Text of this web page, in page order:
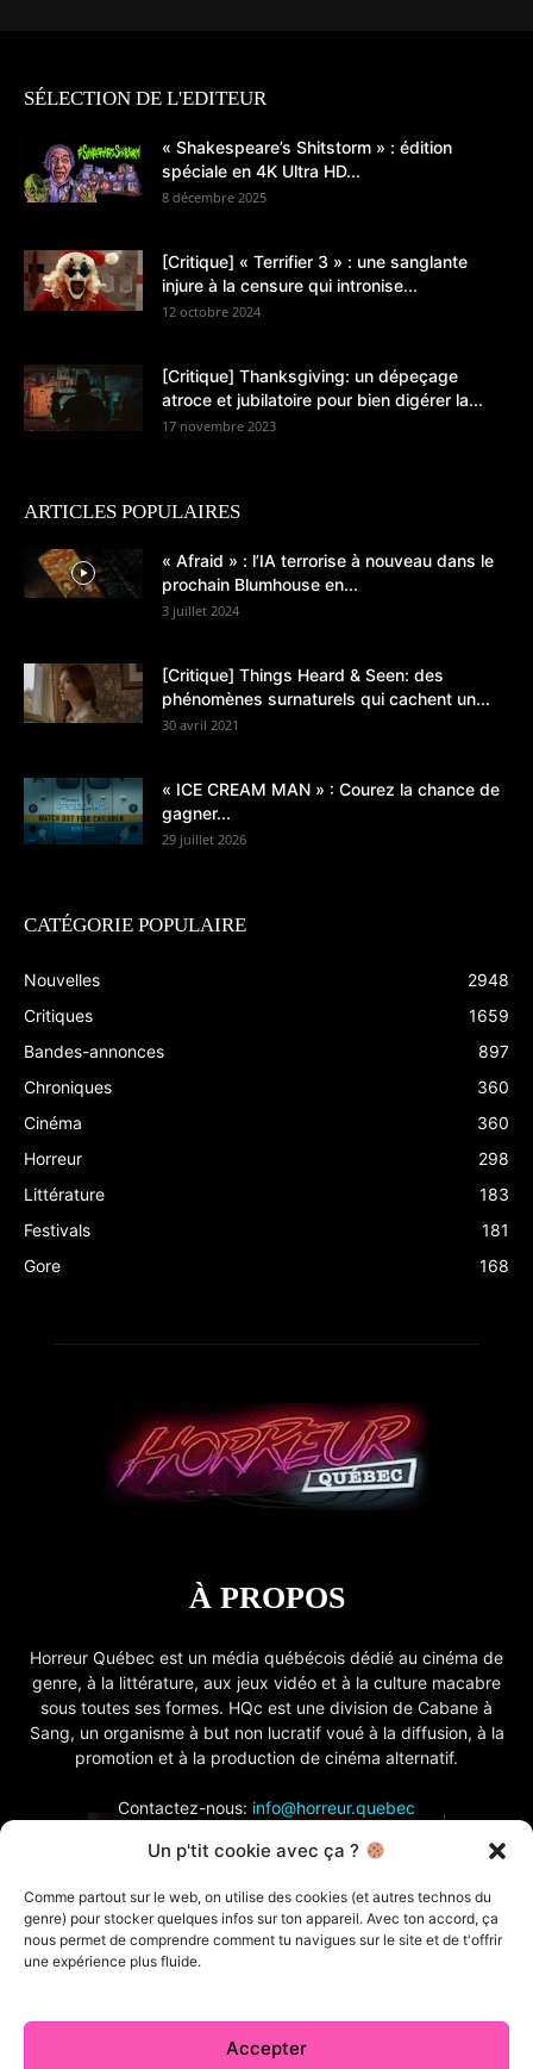
Un p'tit cookie avec ça ?
Comme partout sur le web, on utilise des cookies (et autres technos du
genre) pour stocker quelques infos sur ton appareil. Avec ton accord, ça
nous permet de comprendre comment tu navigues sur le site et de t'offrir
une expérience plus fluide.
Accepter
SÉLECTION DE L'EDITEUR
« Shakespeare’s Shitstorm » : édition
spéciale en 4K Ultra HD...
8 décembre 2025
[Critique] « Terrifier 3 » : une sanglante
injure à la censure qui intronise...
12 octobre 2024
[Critique] Thanksgiving: un dépeçage
atroce et jubilatoire pour bien digérer la...
17 novembre 2023
ARTICLES POPULAIRES
« Afraid » : l’IA terrorise à nouveau dans le
prochain Blumhouse en...
3 juillet 2024
[Critique] Things Heard & Seen: des
phénomènes surnaturels qui cachent un...
30 avril 2021
« ICE CREAM MAN » : Courez la chance de
gagner...
29 juillet 2026
CATÉGORIE POPULAIRE
Nouvelles
2948
Critiques
1659
Bandes-annonces
897
Chroniques
360
Cinéma
360
Horreur
298
Littérature
183
Festivals
181
Gore
168
À PROPOS
Horreur Québec est un média québécois dédié au cinéma de
genre, à la littérature, aux jeux vidéo et à la culture macabre
sous toutes ses formes. HQc est une division de Cabane à
Sang, un organisme à but non lucratif voué à la diffusion, à la
promotion et à la production de cinéma alternatif.
Contactez-nous: info@horreur.quebec
SUIVEZ NOUS